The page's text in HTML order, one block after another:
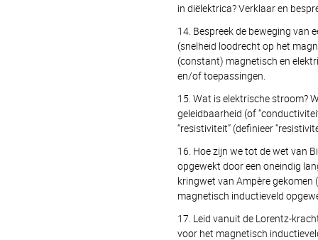
in diëlektrica? Verklaar en
14. Bespreek de beweging van
(snelheid loodrecht op het
(constant) magnetisch en
en/of toepassingen.
15. Wat is elektrische stroom?
geleidbaarheid (of
“resistiviteit” (definieer
16. Hoe zijn we tot de wet van
opgewekt door een oneindig
kringwet van Ampère gekomen
magnetisch inductieveld
17. Leid vanuit de Lorentz-
voor het magnetisch